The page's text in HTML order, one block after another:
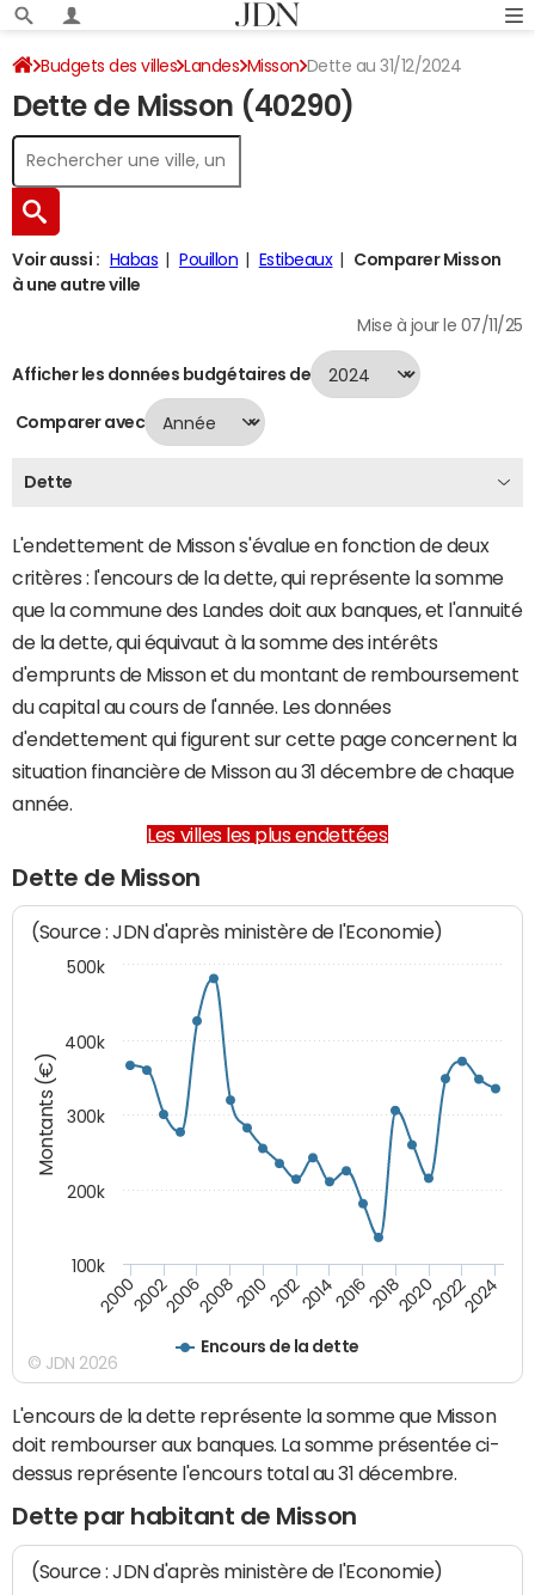
Budgets des villes Landes Misson Dette au 31/12/2024
Dette de Misson (40290)
Voir aussi : Habas Pouillon Estibeaux
Comparer Misson
à une autre ville
Mise à jour le 07/11/25
Afficher les données budgétaires de
Comparer avec
Dette
L'endettement de Misson s'évalue en fonction de deux
critères : l'encours de la dette, qui représente la somme
que la commune des Landes doit aux banques, et l'annuité
de la dette, qui équivaut à la somme des intérêts
d'emprunts de Misson et du montant de remboursement
du capital au cours de l'année. Les données
d'endettement qui figurent sur cette page concernent la
situation financière de Misson au 31 décembre de chaque
année.
Les villes les plus endettées
Dette de Misson
Montants (€)
(Source : JDN d'après ministère de l'Economie)
Encours de la dette
200020022006200820102012201420162018202020222024
100k
200k
300k
400k
500k
© JDN 2026
L'encours de la dette représente la somme que Misson
doit rembourser aux banques. La somme présentée ci-
dessus représente l'encours total au 31 décembre.
Dette par habitant de Misson
(Source : JDN d'après ministère de l'Economie)